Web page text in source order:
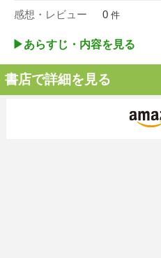
感想・レビュー 0 件
▶︎あらすじ・内容を見る
書店で詳細を見る